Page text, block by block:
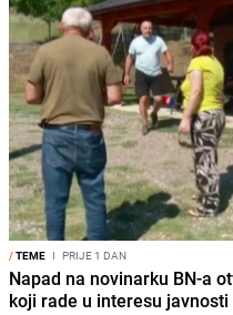
/TEME I PRIJE 1 DAN
Napad na novinarku BN-a
koji rade u interesu javnosti